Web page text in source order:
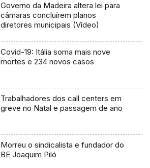
Governo da Madeira altera lei para
câmaras concluírem planos
diretores municipais (Vídeo)
Covid-19: Itália soma mais nove
mortes e 234 novos casos
Trabalhadores dos call centers em
greve no Natal e passagem de ano
Morreu o sindicalista e fundador do
BE Joaquim Piló